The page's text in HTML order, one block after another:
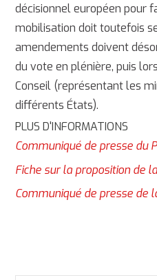
décisionnel européen pour
mobilisation doit toutefois
amendements doivent
du vote en plénière, puis
Conseil (représentant les
différents États).
PLUS D'INFORMATIONS
Communiqué de presse du
Fiche sur la proposition de
Communiqué de presse de